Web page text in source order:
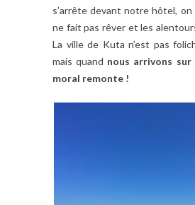
s’arrête devant notre hôtel,
ne fait pas rêver et les
La ville de Kuta n’est pas
mais quand nous arrivons
moral remonte !